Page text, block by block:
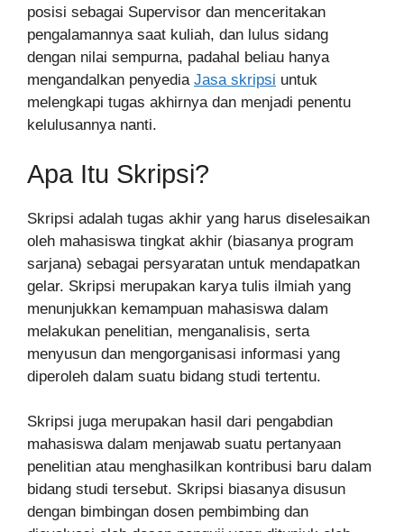
posisi sebagai Supervisor dan menceritakan
pengalamannya saat kuliah, dan lulus sidang
dengan nilai sempurna, padahal beliau hanya
mengandalkan penyedia Jasa skripsi untuk
melengkapi tugas akhirnya dan menjadi penentu
kelulusannya nanti.
Apa Itu Skripsi?
Skripsi adalah tugas akhir yang harus diselesaikan
oleh mahasiswa tingkat akhir (biasanya program
sarjana) sebagai persyaratan untuk mendapatkan
gelar. Skripsi merupakan karya tulis ilmiah yang
menunjukkan kemampuan mahasiswa dalam
melakukan penelitian, menganalisis, serta
menyusun dan mengorganisasi informasi yang
diperoleh dalam suatu bidang studi tertentu.
Skripsi juga merupakan hasil dari pengabdian
mahasiswa dalam menjawab suatu pertanyaan
penelitian atau menghasilkan kontribusi baru dalam
bidang studi tersebut. Skripsi biasanya disusun
dengan bimbingan dosen pembimbing dan